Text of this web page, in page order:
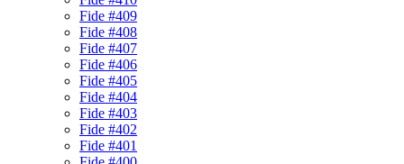
Fide #409
Fide #408
Fide #407
Fide #406
Fide #405
Fide #404
Fide #403
Fide #402
Fide #401